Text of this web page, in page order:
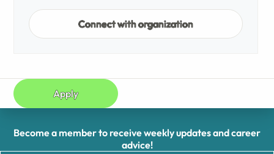
Connect with organization
Apply
Become a member to receive weekly updates and career
advice!